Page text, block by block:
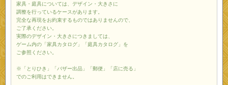
家具・庭具については、デザイン・大きさに
調整を行っているケースがあります。
完全な再現をお約束するものではありませんので、
ご了承ください。
実際のデザイン・大きさにつきましては、
ゲーム内の「家具カタログ」「庭具カタログ」を
ご参照ください。
※「とりひき」「バザー出品」「郵便」「店に売る」
でのご利用はできません。